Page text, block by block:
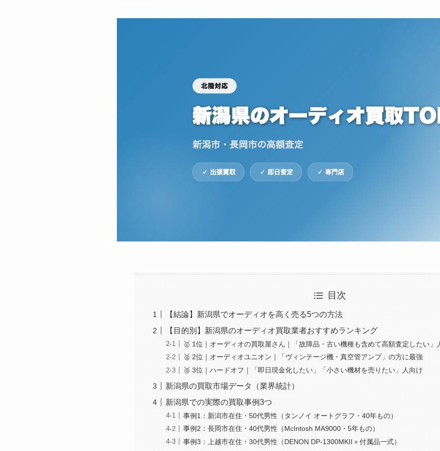
目次
【結論】新潟県でオーディオを高く売る5つの方法
【目的別】新潟県のオーディオ買取業者おすすめランキング
🥇 1位｜オーディオの買取屋さん｜「故障品・古い機種も含めて高額査定したい」
🥈 2位｜オーディオユニオン｜「ヴィンテージ機・真空管アンプ」の方に最強
🥉 3位｜ハードオフ｜「即日現金化したい」「小さい機材を売りたい」人向け
新潟県の買取市場データ（業界統計）
新潟県での実際の買取事例3つ
事例1：新潟市在住・50代男性（タンノイ オートグラフ・40年もの）
事例2：長岡市在住・40代男性（McIntosh MA9000・5年もの）
事例3：上越市在住・30代男性（DENON DP-1300MKII＋付属品一式）